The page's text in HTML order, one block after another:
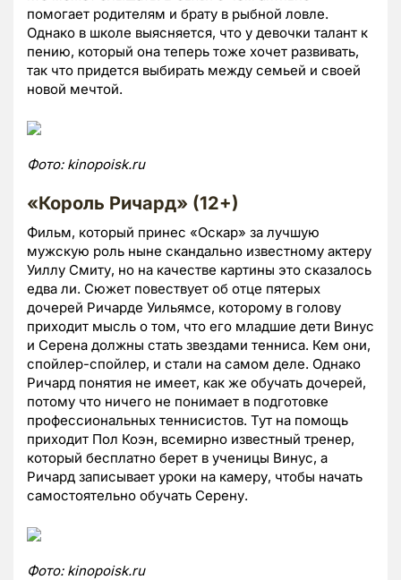
помогает родителям и брату в рыбной ловле.
Однако в школе выясняется, что у девочки талант к
пению, который она теперь тоже хочет развивать,
так что придется выбирать между семьей и своей
новой мечтой.
Фото: kinopoisk.ru
«Король Ричард» (12+)
Фильм, который принес «Оскар» за лучшую
мужскую роль ныне скандально известному актеру
Уиллу Смиту, но на качестве картины это сказалось
едва ли. Сюжет повествует об отце пятерых
дочерей Ричарде Уильямсе, которому в голову
приходит мысль о том, что его младшие дети Винус
и Серена должны стать звездами тенниса. Кем они,
спойлер-спойлер, и стали на самом деле. Однако
Ричард понятия не имеет, как же обучать дочерей,
потому что ничего не понимает в подготовке
профессиональных теннисистов. Тут на помощь
приходит Пол Коэн, всемирно известный тренер,
который бесплатно берет в ученицы Винус, а
Ричард записывает уроки на камеру, чтобы начать
самостоятельно обучать Серену.
Фото: kinopoisk.ru